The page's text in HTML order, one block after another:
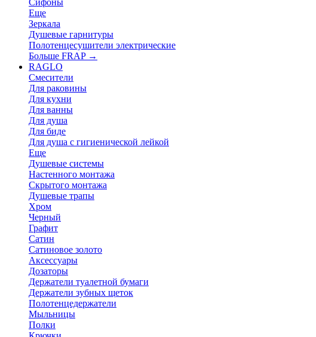
Сифоны
Еще
Зеркала
Душевые гарнитуры
Полотенцесушители электрические
Больше FRAP →
RAGLO
Смесители
Для раковины
Для кухни
Для ванны
Для душа
Для биде
Для душа с гигиенической лейкой
Еще
Душевые системы
Настенного монтажа
Скрытого монтажа
Душевые трапы
Хром
Черный
Графит
Сатин
Сатиновое золото
Аксессуары
Дозаторы
Держатели туалетной бумаги
Держатели зубных щеток
Полотенцедержатели
Мыльницы
Полки